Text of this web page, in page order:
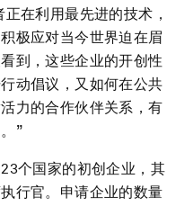
在利用最先进的技术，
极应对当今世界迫在眉
到，这些企业的开创性
动倡议，又如何在公共
力的合作伙伴关系，有
”
个国家的初创企业，其
行官。申请企业的数量